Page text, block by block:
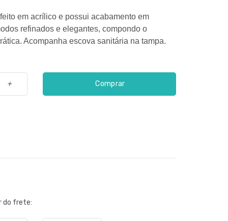
em acrílico e possui acabamento em
refinados e elegantes, compondo o
Acompanha escova sanitária na tampa.
+ Comprar
do frete: